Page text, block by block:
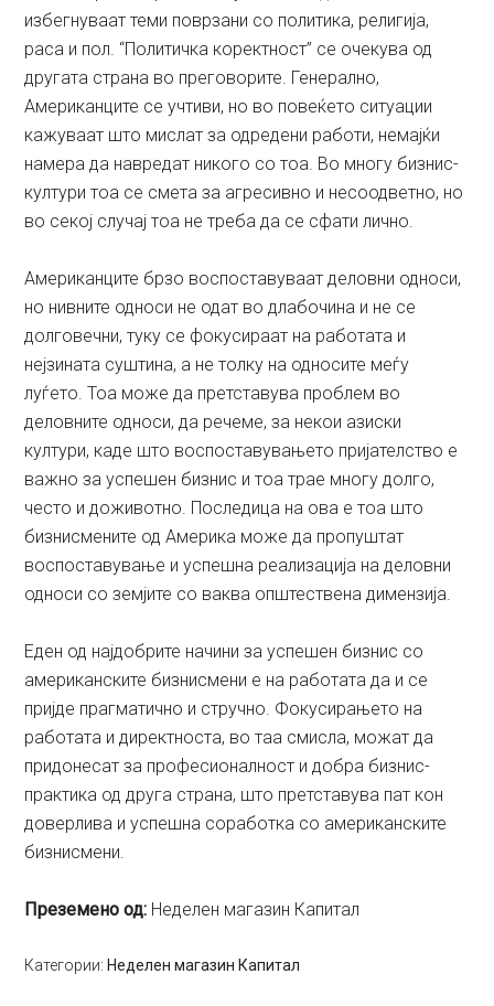
избегнуваат теми поврзани со политика, религија,
раса и пол. “Политичка коректност” се очекува од
другата страна во преговорите. Генерално,
Американците се учтиви, но во повеќето ситуации
кажуваат што мислат за одредени работи, немајќи
намера да навредат никого со тоа. Во многу бизнис-
култури тоа се смета за агресивно и несоодветно, но
во секој случај тоа не треба да се сфати лично.
Американците брзо воспоставуваат деловни односи,
но нивните односи не одат во длабочина и не се
долговечни, туку се фокусираат на работата и
нејзината суштина, а не толку на односите меѓу
луѓето. Тоа може да претставува проблем во
деловните односи, да речеме, за некои азиски
култури, каде што воспоставувањето пријателство е
важно за успешен бизнис и тоа трае многу долго,
често и доживотно. Последица на ова е тоа што
бизнисмените од Америка може да пропуштат
воспоставување и успешна реализација на деловни
односи со земјите со ваква општествена димензија.
Еден од најдобрите начини за успешен бизнис со
американските бизнисмени е на работата да и се
пријде прагматично и стручно. Фокусирањето на
работата и директноста, во таа смисла, можат да
придонесат за професионалност и добра бизнис-
практика од друга страна, што претставува пат кон
доверлива и успешна соработка со американските
бизнисмени.
Преземено од: Неделен магазин Капитал
Категории: Неделен магазин Капитал